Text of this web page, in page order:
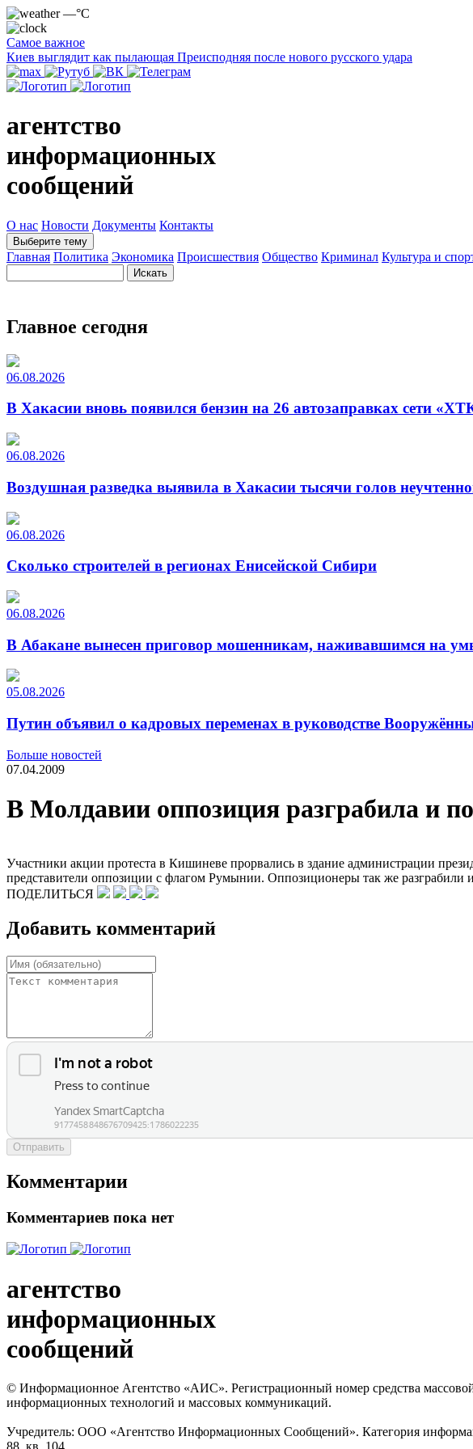
—°C
Самое важное
Киев выглядит как пылающая Преисподняя после нового русского удара
агентство
информационных
сообщений
О нас Новости Документы Контакты
Выберите тему
Главная Политика Экономика Происшествия Общество Криминал Культура и
Главное сегодня
06.08.2026
В Хакасии вновь появился бензин на 26 автозаправках сети
06.08.2026
Воздушная разведка выявила в Хакасии тысячи голов
06.08.2026
Сколько строителей в регионах Енисейской Сибири
06.08.2026
В Абакане вынесен приговор мошенникам, наживавшимся на
05.08.2026
Путин объявил о кадровых переменах в руководстве
Больше новостей
07.04.2009
В Молдавии оппозиция разграбила и
Участники акции протеста в Кишиневе прорвались в здание администрации
представители оппозиции с флагом Румынии. Оппозиционеры так же разграбили
ПОДЕЛИТЬСЯ
Добавить комментарий
Отправить
Комментарии
Комментариев пока нет
агентство
информационных
сообщений
© Информационное Агентство «АИС». Регистрационный номер средства
информационных технологий и массовых коммуникаций.
Учредитель: ООО «Агентство Информационных Сообщений». Категория
88, кв. 104.